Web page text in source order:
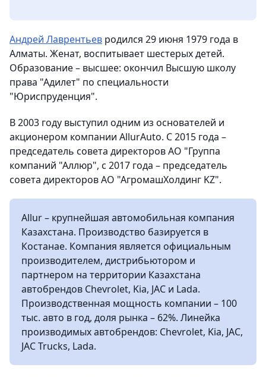
Андрей Лаврентьев родился 29 июня 1979 года в
Алматы. Женат, воспитывает шестерых детей.
Образование – высшее: окончил Высшую школу
права "Адилет" по специальности
"Юриспруденция".
В 2003 году выступил одним из основателей и
акционером компании AllurAuto. С 2015 года –
председатель совета директоров АО "Группа
компаний "Аллюр", с 2017 года – председатель
совета директоров АО "АгромашХолдинг KZ".
Allur – крупнейшая автомобильная компания
Казахстана. Производство базируется в
Костанае. Компания является официальным
производителем, дистрибьютором и
партнером на территории Казахстана
автобрендов Chevrolet, Kia, JAC и Lada.
Производственная мощность компании – 100
тыс. авто в год, доля рынка – 62%. Линейка
производимых автобрендов: Chevrolet, Kia, JAC,
JAC Trucks, Lada.